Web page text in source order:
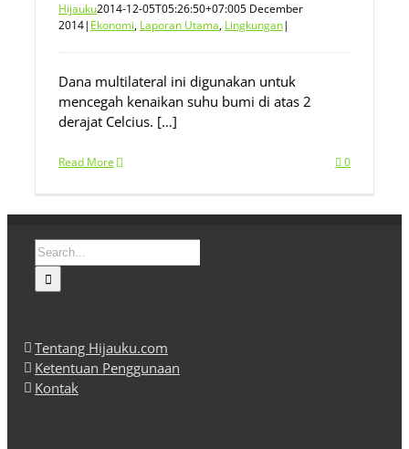
Hijauku2014-12-05T05:26:50+07:005 December
2014| Ekonomi, Laporan Utama, Lingkungan|
Dana multilateral ini digunakan untuk
mencegah kenaikan suhu bumi di atas 2
derajat Celcius. […]
Read More 0
Search
for:
Tentang Hijauku.com
Ketentuan Penggunaan
Kontak